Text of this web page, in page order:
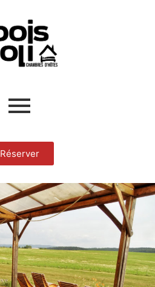
Réserver